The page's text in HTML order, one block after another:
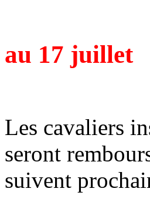
au 17 juillet
Les cavaliers
seront
suivent